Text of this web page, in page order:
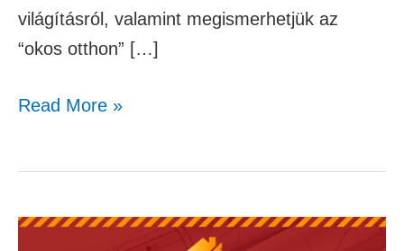
világításról, valamint megismerhetjük az
“okos otthon” […]
Read More »
Dr.